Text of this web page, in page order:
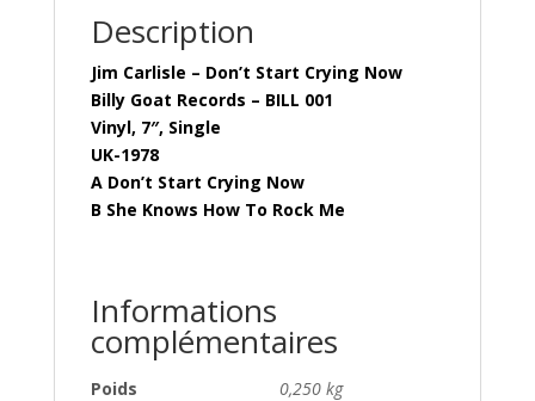
Description
Jim Carlisle – Don’t Start Crying Now
Billy Goat Records – BILL 001
Vinyl, 7″, Single
UK-1978
A Don’t Start Crying Now
B She Knows How To Rock Me
Informations
complémentaires
Poids 0,250 kg